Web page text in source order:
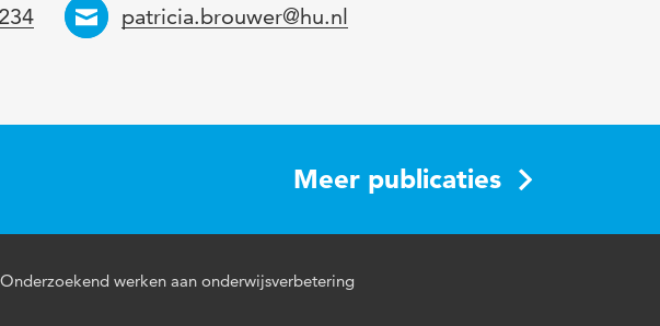
Email
patricia.brouwer@hu.nl
Meer publicaties
Onderzoekend werken aan onderwijsverbetering